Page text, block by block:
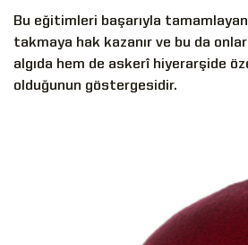
Bu eğitimleri başarıyla
takmaya hak kazanır ve bu da
algıda hem de askerî hiyerarşide
olduğunun göstergesidir.